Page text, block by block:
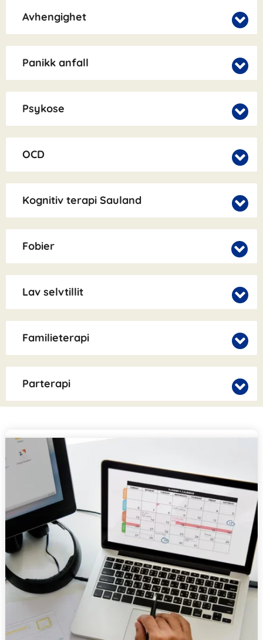
Avhengighet
Panikk anfall
Psykose
OCD
Kognitiv terapi Sauland
Fobier
Lav selvtillit
Familieterapi
Parterapi